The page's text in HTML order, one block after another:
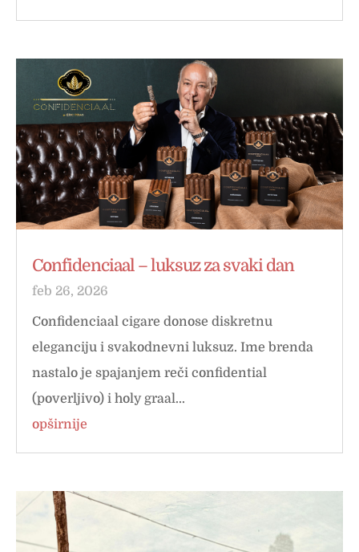
Confidenciaal – luksuz za svaki dan
feb 26, 2026
Confidenciaal cigare donose diskretnu
eleganciju i svakodnevni luksuz. Ime brenda
nastalo je spajanjem reči confidential
(poverljivo) i holy graal...
opširnije